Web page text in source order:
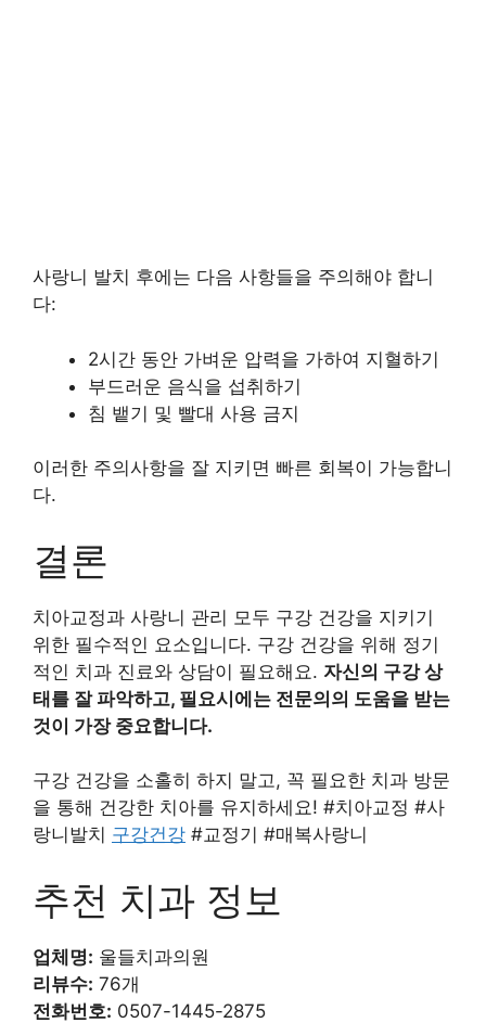
사랑니 발치 후에는 다음 사항들을 주의해야 합니
다:
2시간 동안 가벼운 압력을 가하여 지혈하기
부드러운 음식을 섭취하기
침 뱉기 및 빨대 사용 금지
이러한 주의사항을 잘 지키면 빠른 회복이 가능합니
다.
결론
치아교정과 사랑니 관리 모두 구강 건강을 지키기
위한 필수적인 요소입니다. 구강 건강을 위해 정기
적인 치과 진료와 상담이 필요해요. 자신의 구강 상
태를 잘 파악하고, 필요시에는 전문의의 도움을 받는
것이 가장 중요합니다.
구강 건강을 소홀히 하지 말고, 꼭 필요한 치과 방문
을 통해 건강한 치아를 유지하세요! #치아교정 #사
랑니발치 구강건강 #교정기 #매복사랑니
추천 치과 정보
업체명: 울들치과의원
리뷰수: 76개
전화번호: 0507-1445-2875